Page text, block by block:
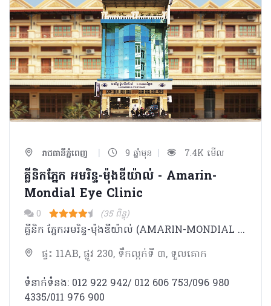
រាជធានីភ្នំពេញ | 9 ឆ្នាំមុន | 7.4K មើល
គ្លីនិកភ្នែក អមរិន្ទ-ម៉ុងឌីយ៉ាល់ - Amarin-
Mondial Eye Clinic
0 (35 ពិន្ទុ)
គ្លីនិក ភ្នែកអមរិន្ទ-ម៉ុងឌីយ៉ាល់ (AMARIN-MONDIAL EYE CLINIC) ចាប់បើកដំណើរការ តាំងពីឹឆ្នាំ ២០០២​ មក​។
ផ្ទះ 11AB, ផ្លូវ 230, ទឹកល្អក់ទី ៣, ទួលគោក
ទំនាក់ទំនង: 012 922 942/ 012 606 753/096 980
4335/011 976 900